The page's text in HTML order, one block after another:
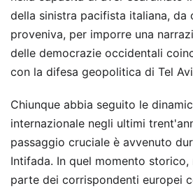
della sinistra pacifista italiana, da
proveniva, per imporre una
delle democrazie occidentali
con la difesa geopolitica di Tel
Chiunque abbia seguito le
internazionale negli ultimi
passaggio cruciale è avvenuto
Intifada. In quel momento
parte dei corrispondenti europei